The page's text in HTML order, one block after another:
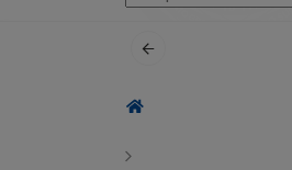
por: